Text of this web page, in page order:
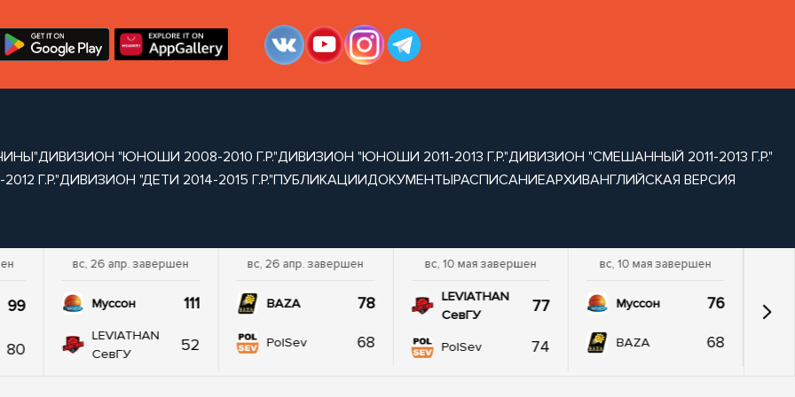
ДИВИЗИОН "ЮНОШИ 2008-2010 Г.Р."ДИВИЗИОН "ЮНОШИ 2011-2013 Г.Р."ДИВИЗИОН "СМЕШАННЫЙ 2011-2013 Г.Р."
Г.Р."ДИВИЗИОН "ДЕТИ 2014-2015 Г.Р."ПУБЛИКАЦИИДОКУМЕНТЫРАСПИСАНИЕАРХИВАНГЛИЙСКАЯ ВЕРСИЯ
99
80
вс, 26 апр. завершен
Муссон 111
LEVIATHAN
СевГУ
52
вс, 26 апр. завершен
BAZA 78
PolSev 68
вс, 10 мая завершен
LEVIATHAN
СевГУ
77
PolSev 74
вс, 10 мая завершен
Муссон 76
BAZA 68